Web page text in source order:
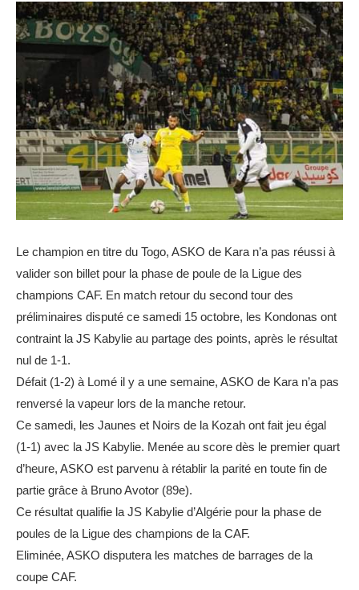
Le champion en titre du Togo, ASKO de Kara n’a pas réussi à
valider son billet pour la phase de poule de la Ligue des
champions CAF. En match retour du second tour des
préliminaires disputé ce samedi 15 octobre, les Kondonas ont
contraint la JS Kabylie au partage des points, après le résultat
nul de 1-1.
Défait (1-2) à Lomé il y a une semaine, ASKO de Kara n’a pas
renversé la vapeur lors de la manche retour.
Ce samedi, les Jaunes et Noirs de la Kozah ont fait jeu égal
(1-1) avec la JS Kabylie. Menée au score dès le premier quart
d’heure, ASKO est parvenu à rétablir la parité en toute fin de
partie grâce à Bruno Avotor (89e).
Ce résultat qualifie la JS Kabylie d’Algérie pour la phase de
poules de la Ligue des champions de la CAF.
Eliminée, ASKO disputera les matches de barrages de la
coupe CAF.